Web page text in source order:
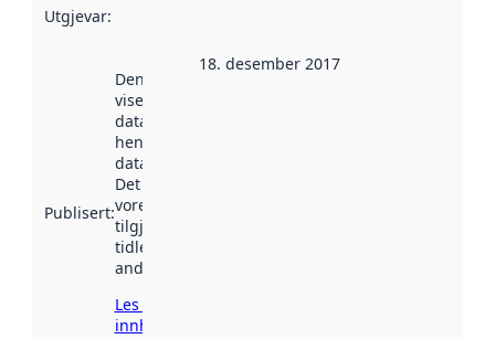
Utgjevar:
Publisert:
Denne datoen
viser når
datasettet vart
henta inn av
data.norge.no.
Det kan ha
vore
tilgjengeleg
tidlegare
andre stader.
Les meir om
innhenting
18. desember 2017